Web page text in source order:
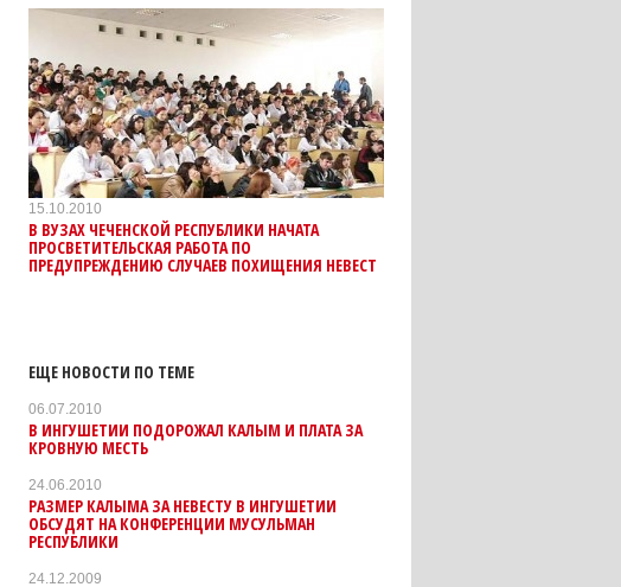
15.10.2010
В ВУЗАХ ЧЕЧЕНСКОЙ РЕСПУБЛИКИ НАЧАТА
ПРОСВЕТИТЕЛЬСКАЯ РАБОТА ПО
ПРЕДУПРЕЖДЕНИЮ СЛУЧАЕВ ПОХИЩЕНИЯ НЕВЕСТ
ЕЩЕ НОВОСТИ ПО ТЕМЕ
06.07.2010
В ИНГУШЕТИИ ПОДОРОЖАЛ КАЛЫМ И ПЛАТА ЗА
КРОВНУЮ МЕСТЬ
24.06.2010
РАЗМЕР КАЛЫМА ЗА НЕВЕСТУ В ИНГУШЕТИИ
ОБСУДЯТ НА КОНФЕРЕНЦИИ МУСУЛЬМАН
РЕСПУБЛИКИ
24.12.2009